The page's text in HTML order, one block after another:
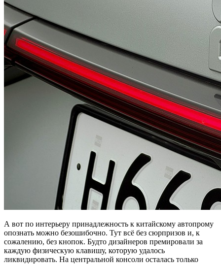
А вот по интерьеру принадлежность к китайскому автопрому
опознать можно безошибочно. Тут всё без сюрпризов и, к
сожалению, без кнопок. Будто дизайнеров премировали за
каждую физическую клавишу, которую удалось
ликвидировать. На центральной консоли осталась только